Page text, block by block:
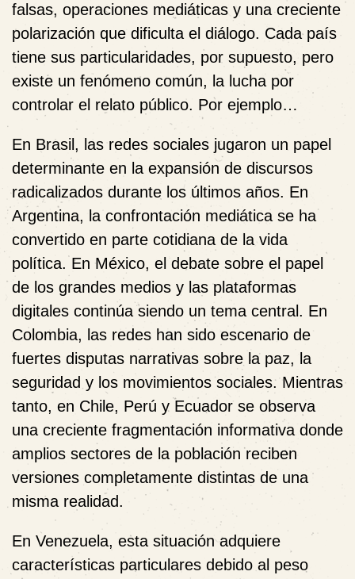
falsas, operaciones mediáticas y una creciente
polarización que dificulta el diálogo. Cada país
tiene sus particularidades, por supuesto, pero
existe un fenómeno común, la lucha por
controlar el relato público. Por ejemplo…
En Brasil , las redes sociales jugaron un papel
determinante en la expansión de discursos
radicalizados durante los últimos años. En
Argentina, la confrontación mediática se ha
convertido en parte cotidiana de la vida
política. En México, el debate sobre el papel
de los grandes medios y las plataformas
digitales continúa siendo un tema central. En
Colombia, las redes han sido escenario de
fuertes disputas narrativas sobre la paz, la
seguridad y los movimientos sociales. Mientras
tanto, en Chile, Perú y Ecuadorse observa
una creciente fragmentación informativa donde
amplios sectores de la población reciben
versiones completamente distintas de una
misma realidad.
En Venezuela, esta situación adquiere
características particulares debido al peso